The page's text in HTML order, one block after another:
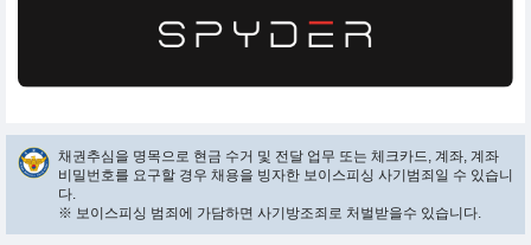
채권추심을 명목으로 현금 수거 및 전달 업무 또는 체크카드, 계좌, 계좌
비밀번호를 요구할 경우 채용을 빙자한 보이스피싱 사기범죄일 수 있습니
다.
※ 보이스피싱 범죄에 가담하면 사기방조죄로 처벌받을수 있습니다.